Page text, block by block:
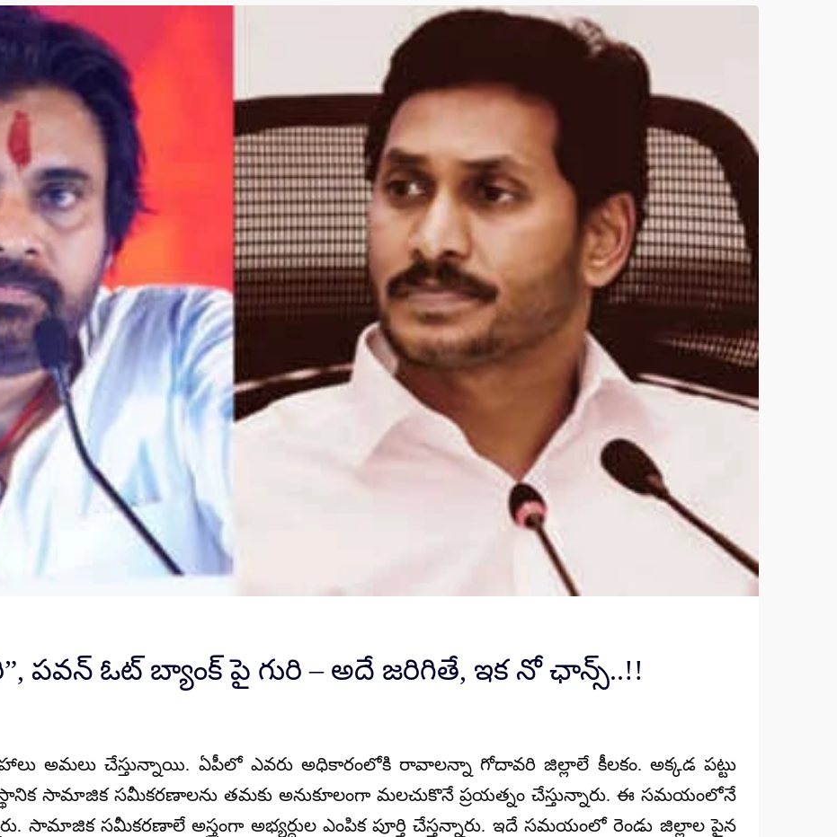
పవన్ ఓట్ బ్యాంక్ పై గురి – అదే జరిగితే, ఇక నో ఛాన్స్..!!
అమలు చేస్తున్నాయి. ఏపీలో ఎవరు అధికారంలోకి రావాలన్నా గోదావరి జిల్లాలే కీలకం. అక్కడ పట్టు
స్థానిక సామాజిక సమీకరణాలను తమకు అనుకూలంగా మలచుకొనే ప్రయత్నం చేస్తున్నారు. ఈ సమయంలోనే
సామాజిక సమీకరణాలే అస్త్రంగా అభ్యర్దుల ఎంపిక పూర్తి చేస్తన్నారు. ఇదే సమయంలో రెండు జిల్లాల పైన